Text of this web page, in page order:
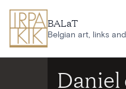
BALaT
Belgian art, links
Daniel